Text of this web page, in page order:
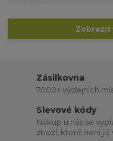
Zobrazit
Zásilkovna
7000+ výdejních
Slevové kódy
Nákup u nás se
zboží, které není již